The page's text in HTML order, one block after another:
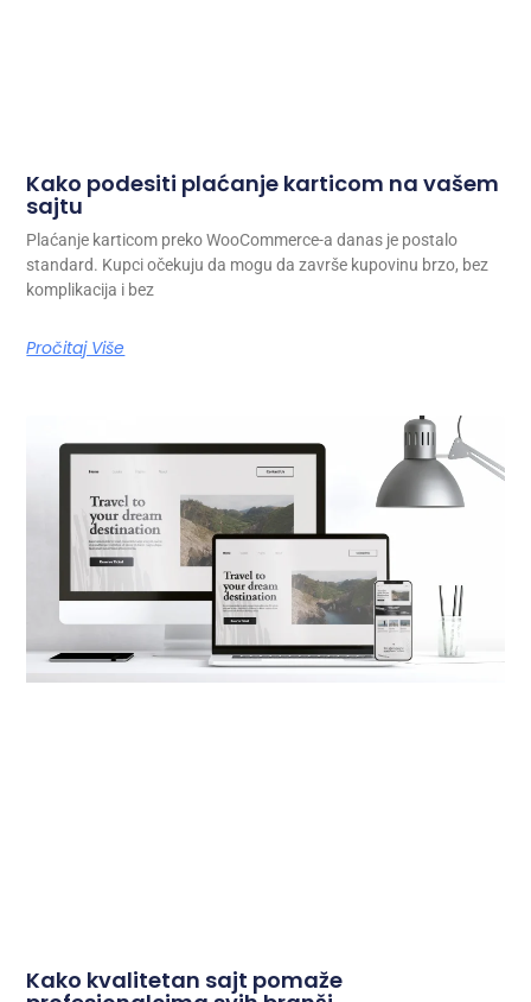
Kako podesiti plaćanje karticom na vašem
sajtu
Plaćanje karticom preko WooCommerce-a danas je postalo
standard. Kupci očekuju da mogu da završe kupovinu brzo, bez
komplikacija i bez
Pročitaj Više
Kako kvalitetan sajt pomaže